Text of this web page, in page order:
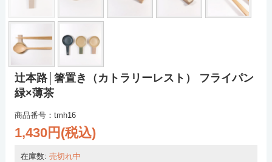
辻本路│箸置き（カトラリーレスト） フライパン
緑×薄茶
商品番号：tmh16
1,430円(税込)
在庫数: 売切れ中